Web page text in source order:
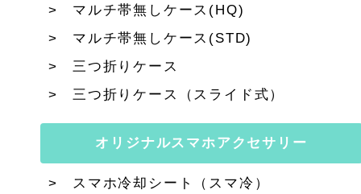
マルチ帯無しケース(HQ)
マルチ帯無しケース(STD)
三つ折りケース
三つ折りケース（スライド式）
オリジナルスマホアクセサリー
スマホ冷却シート（スマ冷）